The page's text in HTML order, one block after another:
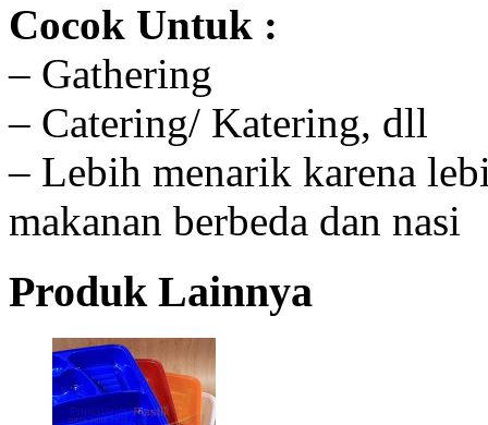
Cocok Untuk :
– Gathering
– Catering/ Katering, dll
– Lebih menarik karena
makanan berbeda dan nasi
Produk Lainnya